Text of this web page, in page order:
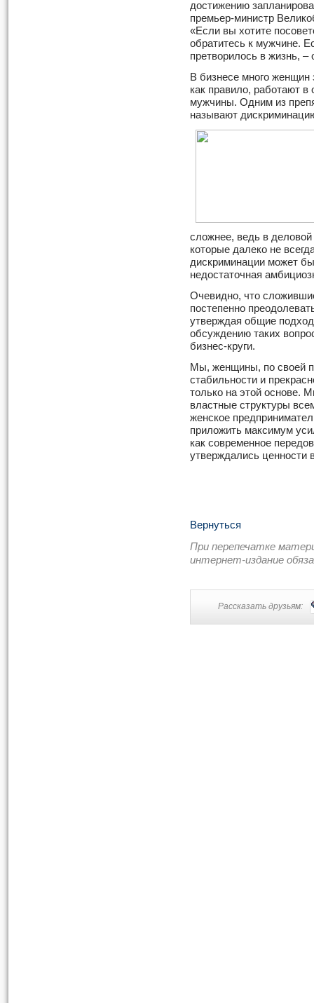
достижению
премьер-министр
«Если вы хотите
обратитесь к мужчине.
претворилось в жизнь,
В бизнесе много женщин
как правило, работают
мужчины. Одним из
называют
сложнее, ведь в
которые далеко не
дискриминации может
недостаточная
Очевидно, что
постепенно
утверждая общие
обсуждению таких
бизнес-круги.
Мы, женщины, по своей
стабильности и
только на этой основе.
властные структуры
женское
приложить максимум
как современное
утверждались ценности
Вернуться
При перепечатке
интернет-издание
Рассказать друзьям: